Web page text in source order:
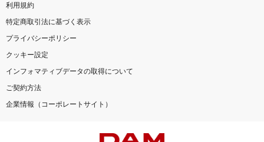
利用規約
特定商取引法に基づく表示
プライバシーポリシー
クッキー設定
インフォマティブデータの取得について
ご契約方法
企業情報（コーポレートサイト）